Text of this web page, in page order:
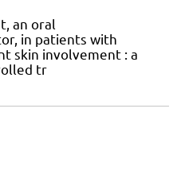
an oral
in patients with
skin involvement : a
tr